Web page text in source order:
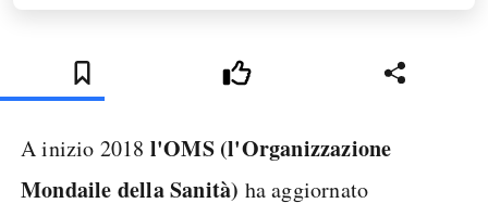
A inizio 2018 l'OMS (l'Organizzazione
Mondaile della Sanità) ha aggiornato